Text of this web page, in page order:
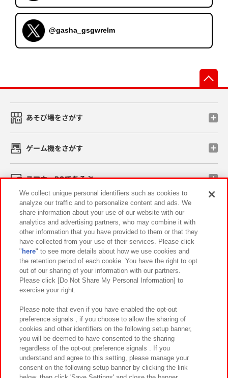
@gasha_gsgwrelm
あそび場をさがす
ゲーム機をさがす
スマホ・PCであそぶ
イベント・キャンペーン
関連会社 サステナビリティ サイトポリシー
プライバシーポリシー ウェブアクセシビリティ方針と検証結果
お取引先さまとともに
カスタマーハラスメント対応方針 よくあるご質問・お問い合わせ
We collect unique personal identifiers such as cookies to
analyze our traffic and to personalize content and ads. We
share information about your use of our website with our
analytics and advertising partners, who may combine it with
other information that you have provided to them or that they
have collected from your use of their services. Please click
" here" to see more details about how we use cookies and
the retention period of each cookie. You have the right to opt
out of our sharing of your information with our partners.
Please click [Do Not Share My Personal Information] to
exercise your right.
Please note that even if you have enabled the opt-out
preference signals , if you choose to allow the sharing of
cookies and other identifiers on the following setup banner,
you will be deemed to have consented to the sharing
regardless of the opt-out preference signals . If you
understand and agree to this setting, please manage your
consent on the following setup banner by clicking the link